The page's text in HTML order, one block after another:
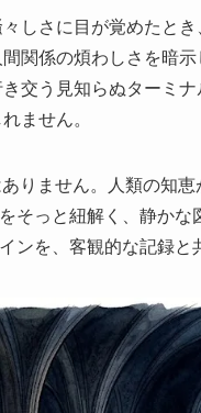
しさに目が覚めたと
関係の煩わしさを暗
交う見知らぬターミ
ません。
りません。人類の知
そっと紐解く、静か
ンを、客観的な記録と